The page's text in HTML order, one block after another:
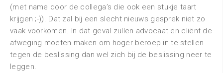
(met name door de collega’s die ook een stukje taart
krijgen ;-)). Dat zal bij een slecht nieuws gesprek niet zo
vaak voorkomen. In dat geval zullen advocaat en cliënt de
afweging moeten maken om hoger beroep in te stellen
tegen de beslissing dan wel zich bij de beslissing neer te
leggen.